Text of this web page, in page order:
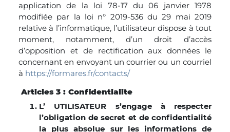
application de la loi 78-17 du 06 janvier 1978
modifiée par la loi n° 2019-536 du 29 mai 2019
relative à l’informatique, l’utilisateur dispose à tout
moment, notamment, d’un droit d’accès
d’opposition et de rectification aux données le
concernant en envoyant un courrier ou un courriel
à https://formares.fr/contacts/
Articles 3 : Confidentialite
L’ UTILISATEUR s’engage à respecter
l’obligation de secret et de confidentialité
la plus absolue sur les informations de